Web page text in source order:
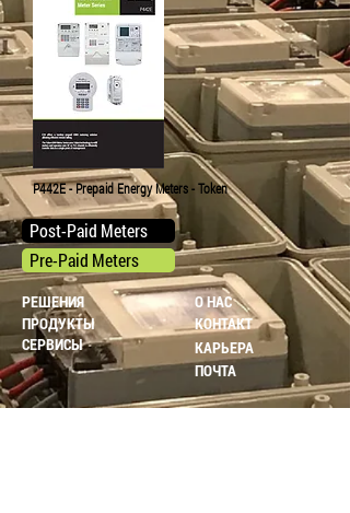
P442E - Prepaid Energy Meters - Token
Post-Paid Meters
Pre-Paid Meters
РЕШЕНИЯ
О HAC
ПРОДУКТЫ
СЕРВИСЫ
КОНТАКТ
КАРЬЕРА
ПОЧТА